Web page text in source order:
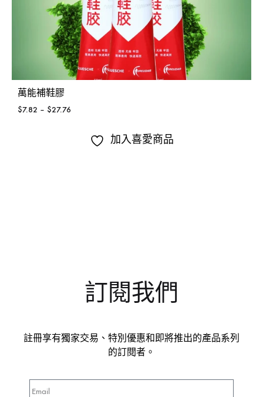
萬能補鞋膠
$7.82 – $27.76
加入喜愛商品
訂閱我們
註冊享有獨家交易、特別優惠和即將推出的產品系列
的訂閱者。